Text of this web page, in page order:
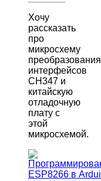
Хочу
рассказать
про
микросхему
преобразования
интерфейсов
CH347 и
китайскую
отладочную
плату с
этой
микросхемой.